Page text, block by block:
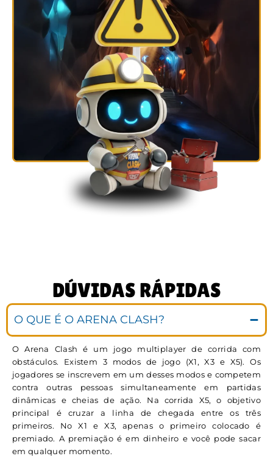
DÚVIDAS RÁPIDAS
O QUE É O ARENA CLASH?
O Arena Clash é um jogo multiplayer de corrida com
obstáculos. Existem 3 modos de jogo (X1, X3 e X5). Os
jogadores se inscrevem em um desses modos e competem
contra outras pessoas simultaneamente em partidas
dinâmicas e cheias de ação. Na corrida X5, o objetivo
principal é cruzar a linha de chegada entre os três
primeiros. No X1 e X3, apenas o primeiro colocado é
premiado. A premiação é em dinheiro e você pode sacar
em qualquer momento.